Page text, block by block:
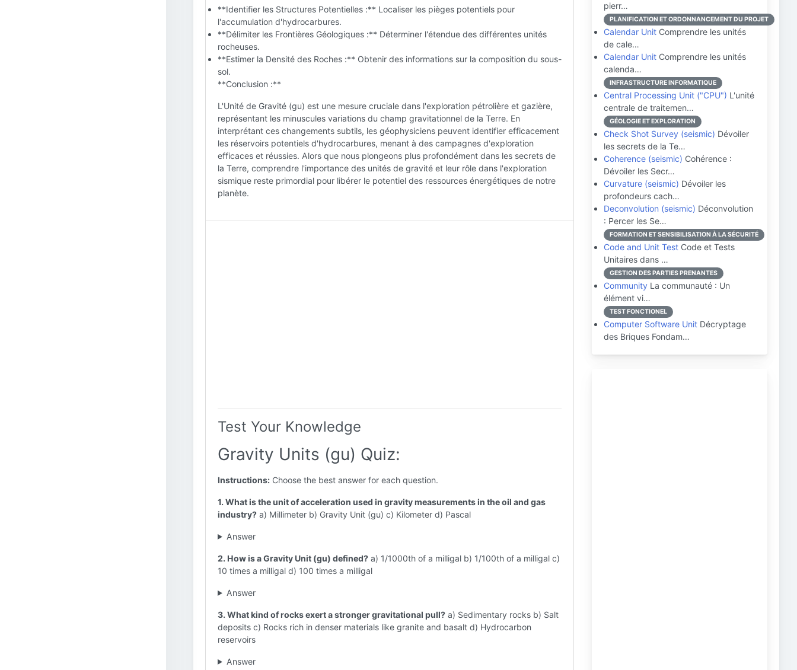
**Identifier les Structures Potentielles :** Localiser les pièges potentiels pour
l'accumulation d'hydrocarbures.
**Délimiter les Frontières Géologiques :** Déterminer l'étendue des différentes unités
rocheuses.
**Estimer la Densité des Roches :** Obtenir des informations sur la composition du sous-
sol.
**Conclusion :**
L'Unité de Gravité (gu) est une mesure cruciale dans l'exploration pétrolière et gazière,
représentant les minuscules variations du champ gravitationnel de la Terre. En
interprétant ces changements subtils, les géophysiciens peuvent identifier efficacement
les réservoirs potentiels d'hydrocarbures, menant à des campagnes d'exploration
efficaces et réussies. Alors que nous plongeons plus profondément dans les secrets de
la Terre, comprendre l'importance des unités de gravité et leur rôle dans l'exploration
sismique reste primordial pour libérer le potentiel des ressources énergétiques de notre
planète.
Test Your Knowledge
Gravity Units (gu) Quiz:
Instructions: Choose the best answer for each question.
1. What is the unit of acceleration used in gravity measurements in the oil and gas
industry? a) Millimeter b) Gravity Unit (gu) c) Kilometer d) Pascal
Answer
2. How is a Gravity Unit (gu) defined? a) 1/1000th of a milligal b) 1/100th of a milligal c)
10 times a milligal d) 100 times a milligal
Answer
3. What kind of rocks exert a stronger gravitational pull? a) Sedimentary rocks b) Salt
deposits c) Rocks rich in denser materials like granite and basalt d) Hydrocarbon
reservoirs
Answer
pierr…
PLANIFICATION ET ORDONNANCEMENT DU PROJET
Calendar Unit Comprendre les unités
de cale…
Calendar Unit Comprendre les unités
calenda…
INFRASTRUCTURE INFORMATIQUE
Central Processing Unit ("CPU") L'unité
centrale de traitemen…
GÉOLOGIE ET EXPLORATION
Check Shot Survey (seismic) Dévoiler
les secrets de la Te…
Coherence (seismic) Cohérence :
Dévoiler les Secr…
Curvature (seismic) Dévoiler les
profondeurs cach…
Deconvolution (seismic) Déconvolution
: Percer les Se…
FORMATION ET SENSIBILISATION À LA SÉCURITÉ
Code and Unit Test Code et Tests
Unitaires dans …
GESTION DES PARTIES PRENANTES
Community La communauté : Un
élément vi…
TEST FONCTIONEL
Computer Software Unit Décryptage
des Briques Fondam…